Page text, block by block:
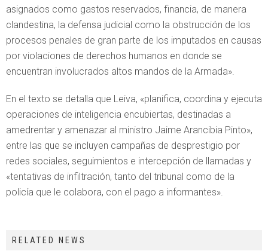
asignados como gastos reservados, financia, de manera
clandestina, la defensa judicial como la obstrucción de los
procesos penales de gran parte de los imputados en causas
por violaciones de derechos humanos en donde se
encuentran involucrados altos mandos de la Armada».
En el texto se detalla que Leiva, «planifica, coordina y ejecuta
operaciones de inteligencia encubiertas, destinadas a
amedrentar y amenazar al ministro Jaime Arancibia Pinto»,
entre las que se incluyen campañas de desprestigio por
redes sociales, seguimientos e intercepción de llamadas y
«tentativas de infiltración, tanto del tribunal como de la
policía que le colabora, con el pago a informantes».
RELATED NEWS